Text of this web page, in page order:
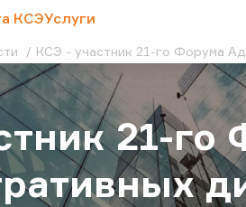
КСЭУслуги
КСЭ - участник 21-го Форума
21-го